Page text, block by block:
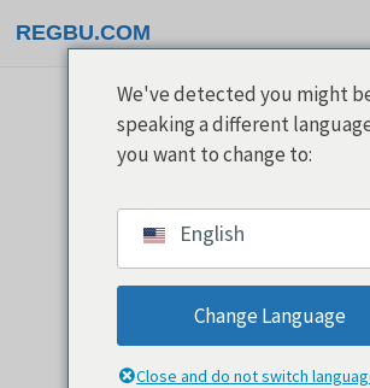
REGBU.COM
We've detected you might
speaking a different
you want to change to:
English
Change Language
Close and do not switch